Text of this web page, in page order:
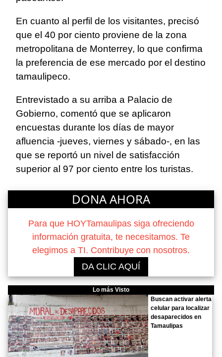
En cuanto al perfil de los visitantes, precisó
que el 40 por ciento proviene de la zona
metropolitana de Monterrey, lo que confirma
la preferencia de ese mercado por el destino
tamaulipeco.
Entrevistado a su arriba a Palacio de
Gobierno, comentó que se aplicaron
encuestas durante los días de mayor
afluencia -jueves, viernes у sábado-, en las
que se reportó un nivel de satisfacción
superior al 97 por ciento entre los turistas.
DONA AHORA
Para que HOYTamaulipas siga ofreciendo
información gratuita, te necesitamos. Te
elegimos a TI. Contribuye con nosotros.
DA CLIC AQUÍ
Lo más Visto
Buscan activar alerta
celular para localizar
desaparecidos en
Tamaulipas